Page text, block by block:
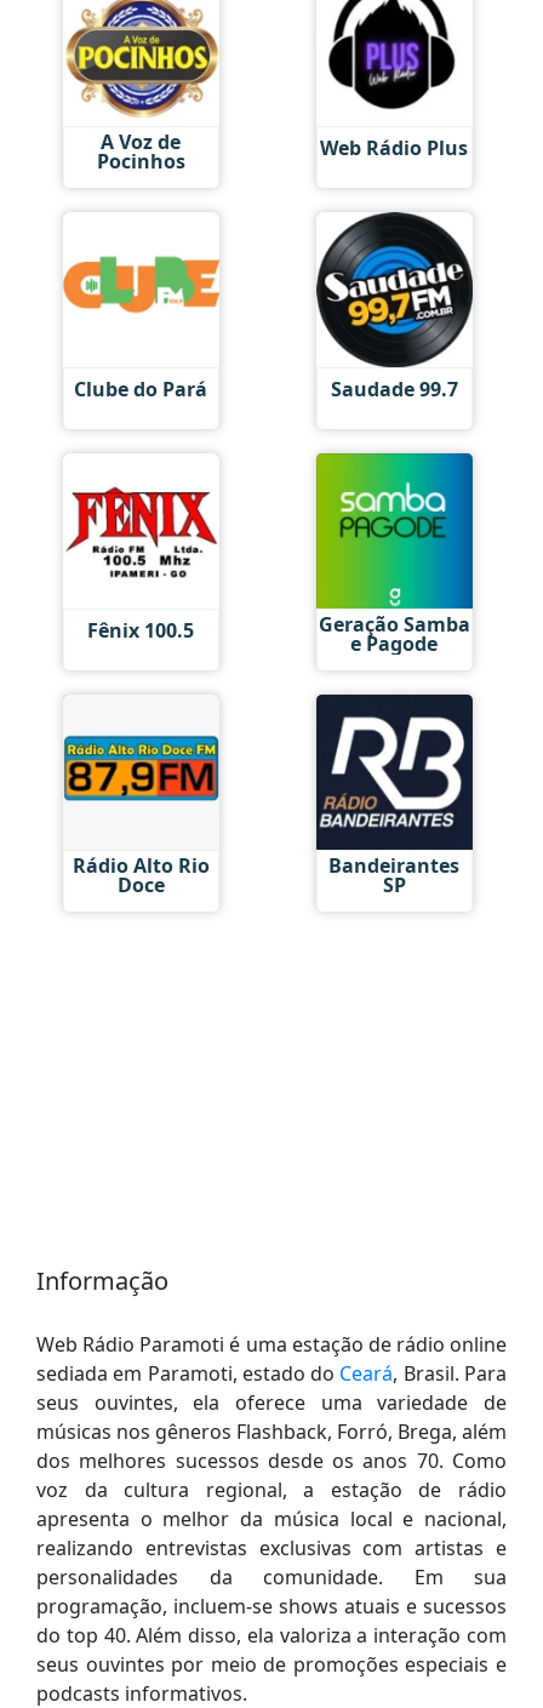
A Voz de
Pocinhos Web Rádio Plus
Clube do Pará Saudade 99.7
Fênix 100.5 Geração Samba
e Pagode
Rádio Alto Rio
Doce
Bandeirantes
SP
Informação
Web Rádio Paramoti é uma estação de rádio online
sediada em Paramoti, estado do Ceará, Brasil. Para
seus ouvintes, ela oferece uma variedade de
músicas nos gêneros Flashback, Forró, Brega, além
dos melhores sucessos desde os anos 70. Como
voz da cultura regional, a estação de rádio
apresenta o melhor da música local e nacional,
realizando entrevistas exclusivas com artistas e
personalidades da comunidade. Em sua
programação, incluem-se shows atuais e sucessos
do top 40. Além disso, ela valoriza a interação com
seus ouvintes por meio de promoções especiais e
podcasts informativos.